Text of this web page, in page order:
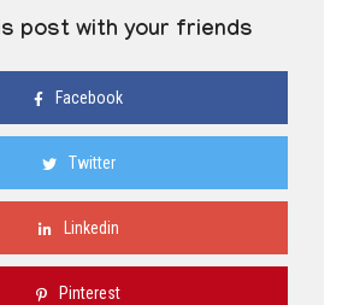
post with your friends
Facebook
Twitter
Linkedin
Pinterest